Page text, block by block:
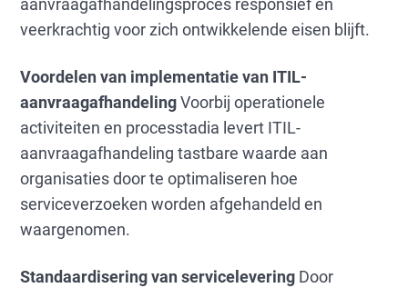
aanvraagafhandelingsproces responsief en
veerkrachtig voor zich ontwikkelende eisen blijft.
Voordelen van implementatie van ITIL-
aanvraagafhandelingVoorbij operationele
activiteiten en processtadia levert ITIL-
aanvraagafhandeling tastbare waarde aan
organisaties door te optimaliseren hoe
serviceverzoeken worden afgehandeld en
waargenomen.
Standaardisering van servicelevering Door